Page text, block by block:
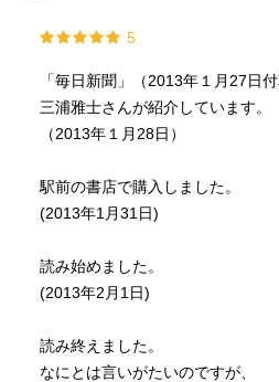
5
「毎日新聞」（2013年１月27日付
三浦雅士さんが紹介しています。
（2013年１月28日）
駅前の書店で購入しました。
(2013年1月31日)
読み始めました。
(2013年2月1日)
読み終えました。
なにとは言いがたいのですが、